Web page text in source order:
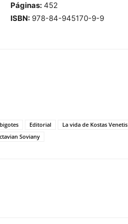
Páginas: 452
ISBN: 978-84-945170-9-9
Editorial La vida de Kostas Venetis
Soviany